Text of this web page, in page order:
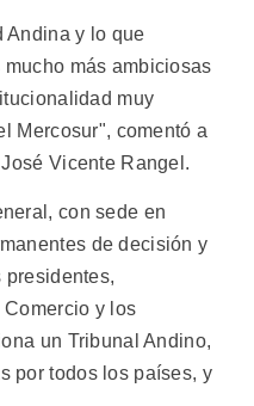
Andina y lo que
más ambiciosas
muy
Mercosur", comentó a
Vicente Rangel.
con sede en
de decisión y
presidentes,
y los
un Tribunal Andino,
por todos los países, y